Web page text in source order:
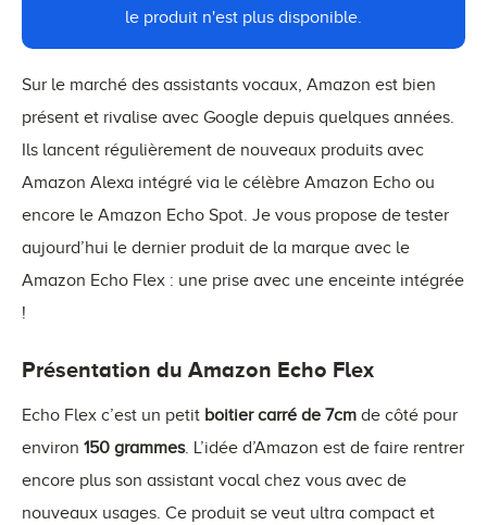
le produit n'est plus disponible.
Sur le marché des assistants vocaux, Amazon est bien
présent et rivalise avec Google depuis quelques années.
Ils lancent régulièrement de nouveaux produits avec
Amazon Alexa intégré via le célèbre Amazon Echo ou
encore le Amazon Echo Spot. Je vous propose de tester
aujourd’hui le dernier produit de la marque avec le
Amazon Echo Flex : une prise avec une enceinte intégrée
!
Présentation du Amazon Echo Flex
Echo Flex c’est un petit boitier carré de 7cm de côté pour
environ 150 grammes. L’idée d’Amazon est de faire rentrer
encore plus son assistant vocal chez vous avec de
nouveaux usages. Ce produit se veut ultra compact et